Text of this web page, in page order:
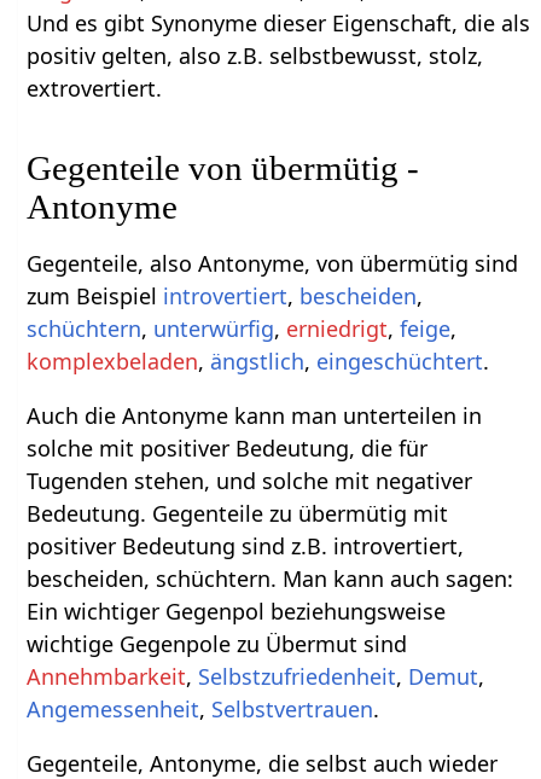
Und es gibt Synonyme dieser Eigenschaft, die als
positiv gelten, also z.B. selbstbewusst, stolz,
extrovertiert.
Gegenteile von übermütig -
Antonyme
Gegenteile, also Antonyme, von übermütig sind
zum Beispiel introvertiert, bescheiden,
schüchtern, unterwürfig, erniedrigt,feige,
komplexbeladen, ängstlich, eingeschüchtert.
Auch die Antonyme kann man unterteilen in
solche mit positiver Bedeutung, die für
Tugenden stehen, und solche mit negativer
Bedeutung. Gegenteile zu übermütig mit
positiver Bedeutung sind z.B. introvertiert,
bescheiden, schüchtern. Man kann auch sagen:
Ein wichtiger Gegenpol beziehungsweise
wichtige Gegenpole zu Übermut sind
Annehmbarkeit, Selbstzufriedenheit, Demut,
Angemessenheit, Selbstvertrauen.
Gegenteile, Antonyme, die selbst auch wieder